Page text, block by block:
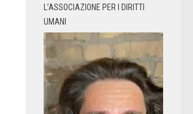
L’ASSOCIAZIONE PER I DIRITTI
UMANI
Video
Player